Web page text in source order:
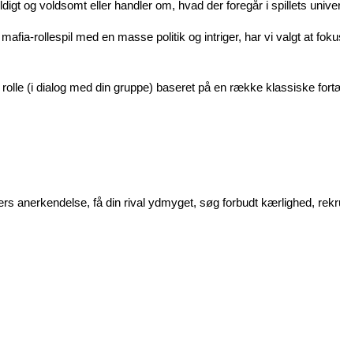
og voldsomt eller handler om, hvad der foregår i spillets
rollespil med en masse politik og intriger, har vi valgt at
(i dialog med din gruppe) baseret på en række klassiske
anerkendelse, få din rival ydmyget, søg forbudt kærlighed,